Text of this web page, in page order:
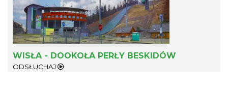
WISŁA - DOOKOŁA PERŁY BESKIDÓW
ODSŁUCHAJ